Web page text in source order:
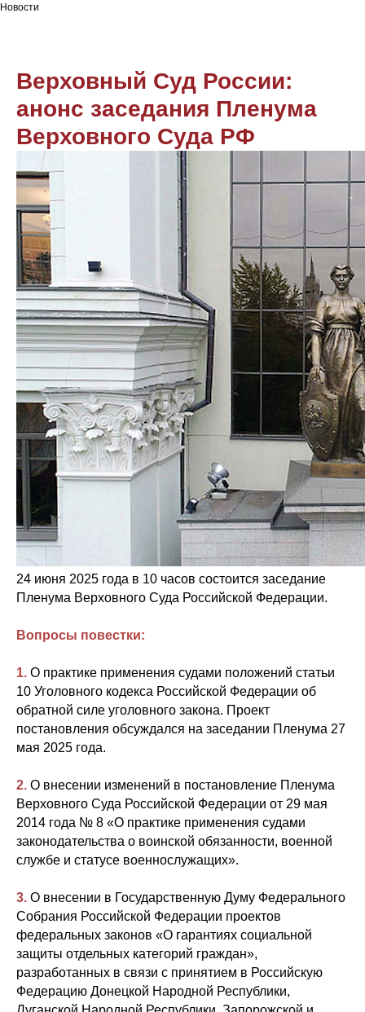
Новости
Верховный Суд России:
анонс заседания Пленума
Верховного Суда РФ
24 июня 2025 года в 10 часов состоится заседание
Пленума Верховного Суда Российской Федерации.
Вопросы повестки:
1. О практике применения судами положений статьи
10 Уголовного кодекса Российской Федерации об
обратной силе уголовного закона. Проект
постановления обсуждался на заседании Пленума 27
мая 2025 года.
2. О внесении изменений в постановление Пленума
Верховного Суда Российской Федерации от 29 мая
2014 года № 8 «О практике применения судами
законодательства о воинской обязанности, военной
службе и статусе военнослужащих».
3. О внесении в Государственную Думу Федерального
Собрания Российской Федерации проектов
федеральных законов «О гарантиях социальной
защиты отдельных категорий граждан»,
разработанных в связи с принятием в Российскую
Федерацию Донецкой Народной Республики,